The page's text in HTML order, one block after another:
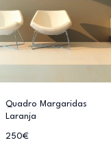
Quadro Margaridas
Laranja
250€